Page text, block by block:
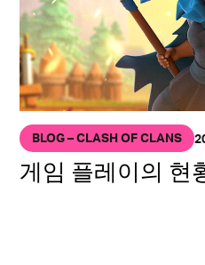
BLOG – CLASH OF CLANS
게임 플레이의 현